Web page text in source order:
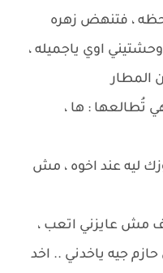
، فتنهض زهره
اوي ياجميله ،
المطار
تُطالعها : ها ،
ليه عند اخوه ، مش
مش عايزني اتعب ،
جيه ياخدني .. اخد